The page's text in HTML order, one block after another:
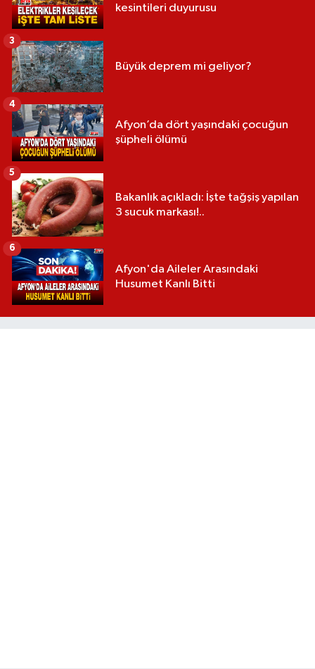
kesintileri duyurusu
Büyük deprem mi geliyor?
3
Afyon’da dört yaşındaki çocuğun
şüpheli ölümü
4
Bakanlık açıkladı: İşte tağşiş yapılan
3 sucuk markası!..
5
Afyon'da Aileler Arasındaki
Husumet Kanlı Bitti
6